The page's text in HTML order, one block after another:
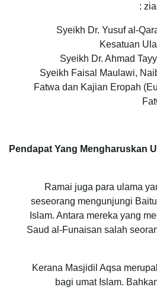
Syeikh Dr. Yusuf al-
Kesatuan
Syeikh Dr. Ahmad
Syeikh Faisal Maulawi,
Fatwa dan Kajian Eropah
Pendapat Yang Mengharuskan
Ramai juga para ulama
seseorang mengunjungi
Islam. Antara mereka yang
Saud al-Funaisan salah
Kerana Masjidil Aqsa
bagi umat Islam.